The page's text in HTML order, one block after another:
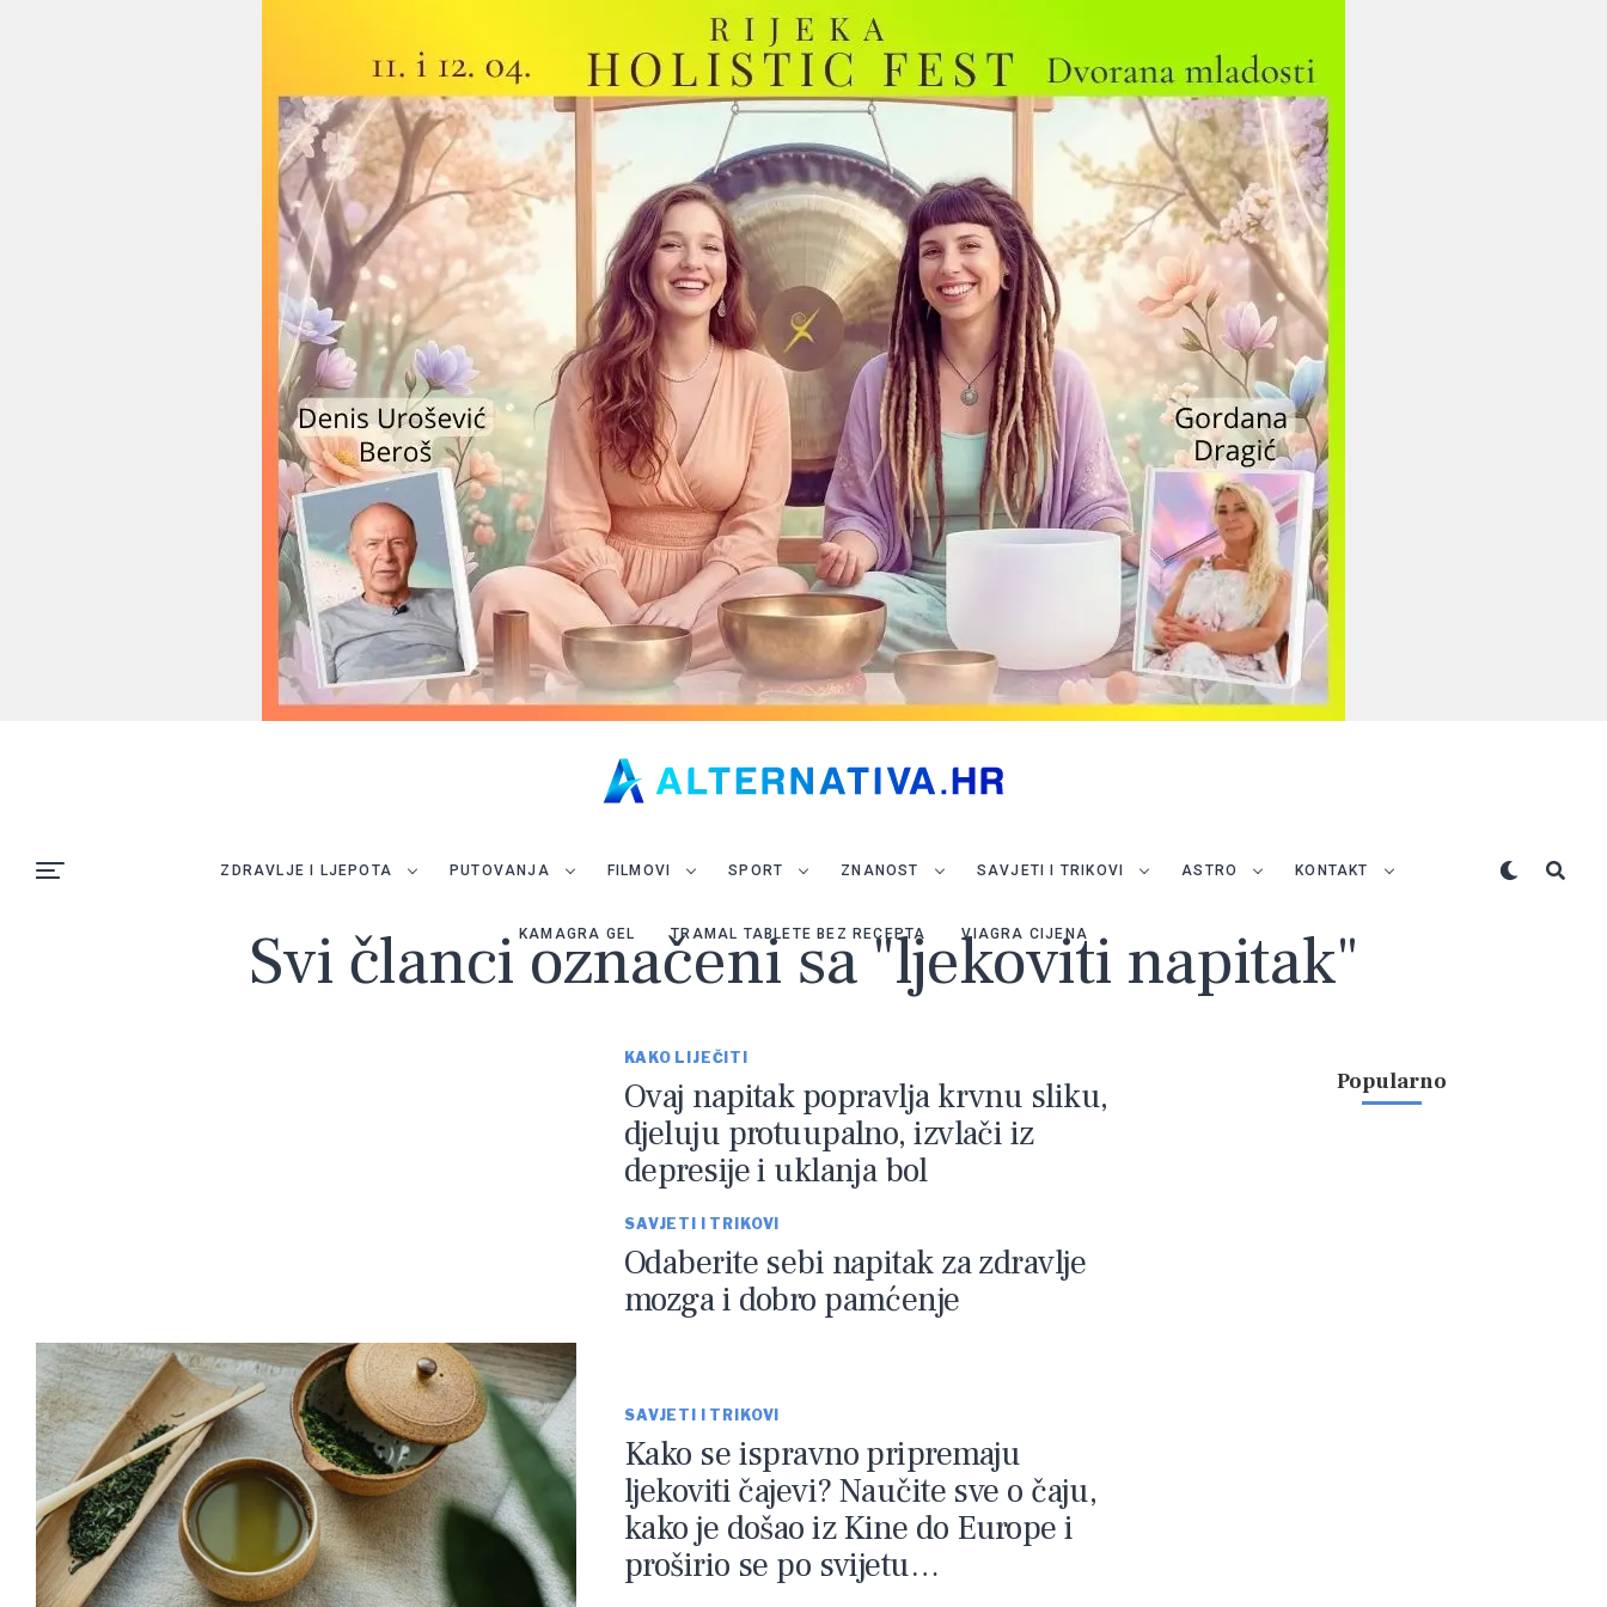
ZDRAVLJE I LJEPOTA PUTOVANJA FILMOVI SPORT ZNANOST SAVJETI I TRIKOVI ASTRO KONTAKT
KAMAGRA GEL TRAMAL TABLETE BEZ RECEPTA VIAGRA CIJENA
Svi članci označeni sa "ljekoviti napitak"
KAKO LIJEČITI
Ovaj napitak popravlja krvnu sliku,
djeluju protuupalno, izvlači iz
depresije i uklanja bol
SAVJETI I TRIKOVI
Odaberite sebi napitak za zdravlje
mozga i dobro pamćenje
SAVJETI I TRIKOVI
Kako se ispravno pripremaju
ljekoviti čajevi? Naučite sve o čaju,
kako je došao iz Kine do Europe i
proširio se po svijetu…
Popularno